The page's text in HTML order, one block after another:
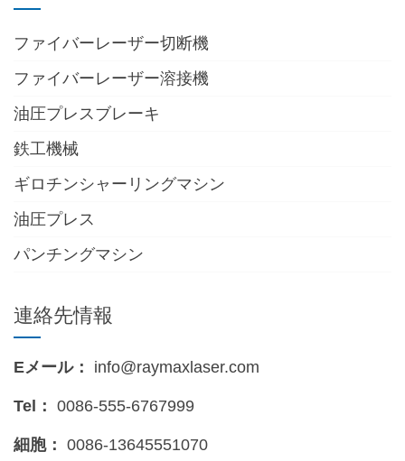
ファイバーレーザー切断機
ファイバーレーザー溶接機
油圧プレスブレーキ
鉄工機械
ギロチンシャーリングマシン
油圧プレス
パンチングマシン
連絡先情報
Eメール： info@raymaxlaser.com
Tel： 0086-555-6767999
細胞： 0086-13645551070